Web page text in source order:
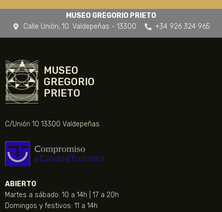
MUSEO GREGORIO PRIETO
Calle Unión, 10. Valdepeñas - 13300
+34 926 324 965
MUSEO
GREGORIO
PRIETO
C/Unión 10 13300 Valdepeñas
ABIERTO
Martes a sábado: 10 a 14h | 17 a 20h
Domingos y festivos: 11 a 14h